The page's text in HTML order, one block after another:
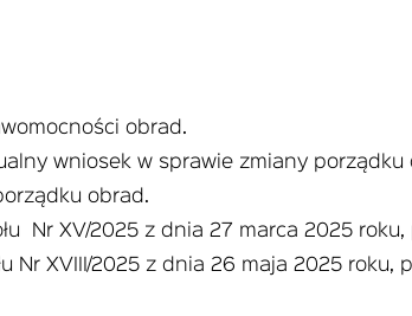
obrad.
wniosek w sprawie zmiany porządku
obrad.
Nr XV/2025 z dnia 27 marca 2025
Nr XVIII/2025 z dnia 26 maja 2025 roku,